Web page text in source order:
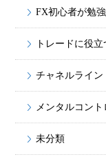
FX初心者が勉
トレードに役
チャネルライ
メンタルコン
未分類